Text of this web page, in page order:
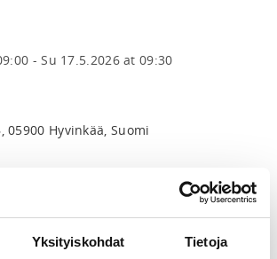
Yksityiskohdat Tietoja
-Su 17.5.2026 at 09:30
05900 Hyvinkää, Suomi